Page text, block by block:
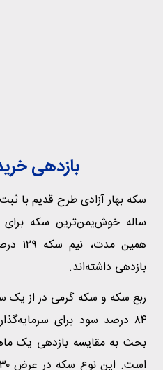
بازدهی
ساله خوش‌یمن‌ترین سکه برای
بازدهی داشته‌اند.
۸۴ درصد سود برای
بحث به مقایسه بازدهی یک